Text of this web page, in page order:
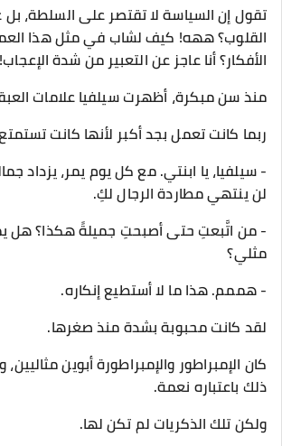
تقول إن السياسة لا تقتصر على السلطة،
القلوب؟ ههه! كيف لشاب في مثل هذا
الأفكار؟ أنا عاجز عن التعبير من شدة الإعجاب!
منذ سن مبكرة، أظهرت سيلفيا علامات
ربما كانت تعمل بجد أكبر لأنها كانت تستمتع
- سيلفيا، يا ابنتي. مع كل يوم يمر، يزداد
لن ينتهي مطاردة الرجال لكِ.
- من اتَّبعتِ حتى أصبحتِ جميلةً هكذا؟ هل
مثلي؟
- هممم. هذا ما لا أستطيع إنكاره.
لقد كانت محبوبة بشدة منذ صغرها.
كان الإمبراطور والإمبراطورة أبوين
ذلك باعتباره نعمة.
ولكن تلك الذكريات لم تكن لها.